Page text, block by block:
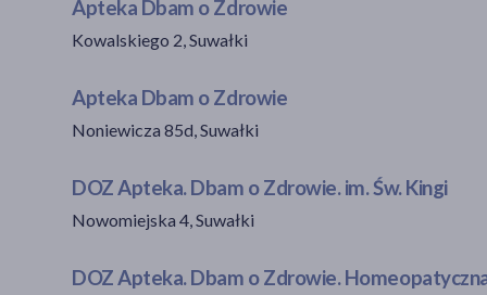
Apteka Dbam o Zdrowie
Kowalskiego 2, Suwałki
Apteka Dbam o Zdrowie
Noniewicza 85d, Suwałki
DOZ Apteka. Dbam o Zdrowie. im. Św. Kingi
Nowomiejska 4, Suwałki
DOZ Apteka. Dbam o Zdrowie.